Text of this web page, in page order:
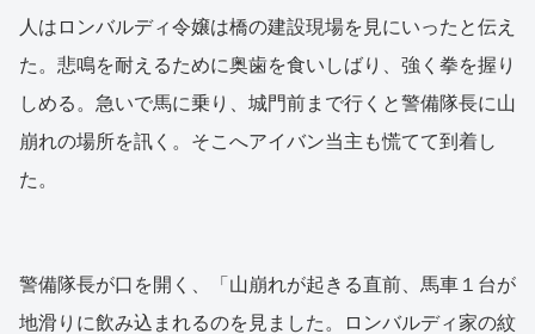
人はロンバルディ令嬢は橋の建設現場を見にいったと伝え
た。悲鳴を耐えるために奥歯を食いしばり、強く拳を握り
しめる。急いで馬に乗り、城門前まで行くと警備隊長に山
崩れの場所を訊く。そこへアイバン当主も慌てて到着し
た。
警備隊長が口を開く、「山崩れが起きる直前、馬車１台が
地滑りに飲み込まれるのを見ました。ロンバルディ家の紋